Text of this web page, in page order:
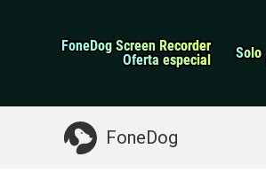
FoneDog Screen Recorder
FoneDog Screen Recorder
Oferta especial
Oferta especial Solo
Solo
FoneDog
Limpiador de iPhone
Algo que puede necesitar: